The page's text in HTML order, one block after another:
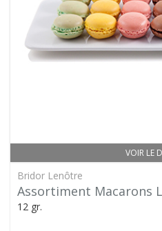
VOIR LE
Bridor Lenôtre
Assortiment Macarons
12 gr.